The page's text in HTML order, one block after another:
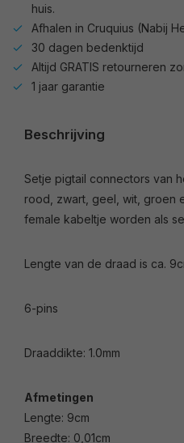
huis.
Afhalen in Cruquius (Nabij
30 dagen bedenktijd
Altijd GRATIS retourneren
1 jaar garantie
Beschrijving
Setje pigtail connectors van
rood, zwart, geel, wit, groen
female kabeltje worden als
Lengte van de draad is ca.
6-pins
Draaddikte: 1.0mm
Afmetingen
Lengte: 9cm
Breedte: 0,01cm